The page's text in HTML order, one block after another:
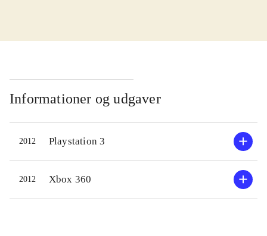
tusinder af fjender på store
masser af forskellige våben og
angrebskombinationer at lære og der
er over 120 karakterer at spille og
udbygge. Som noget nyt har spillet
en story mode, med en historie om
tidsrejser og et legendarisk monster -
historien er dog ret rodet og ikke
Informationer og udgaver
2012 Playstation 3
2012 Xbox 360